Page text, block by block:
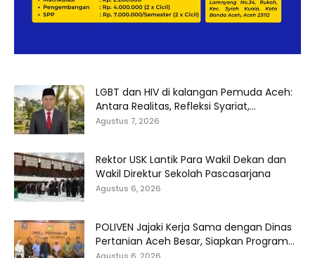
LGBT dan HIV di kalangan Pemuda Aceh:
Antara Realitas, Refleksi Syariat,...
Agustus 7, 2026
Rektor USK Lantik Para Wakil Dekan dan
Wakil Direktur Sekolah Pascasarjana
Agustus 6, 2026
POLIVEN Jajaki Kerja Sama dengan Dinas
Pertanian Aceh Besar, Siapkan Program...
Agustus 6, 2026